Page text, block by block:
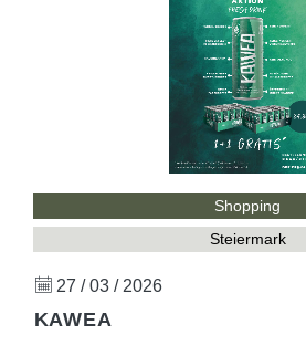
Shopping
Steiermark
27 / 03 / 2026
KAWEA